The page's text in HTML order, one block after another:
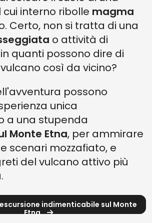
interno ribolle magma
Certo, non si tratta di una
o attività di
quanti possono dire di
così da vicino?
possono
unica
a una stupenda
Monte Etna, per ammirare
scenari mozzafiato, e
del vulcano attivo più
indimenticabile sul Monte
Etna